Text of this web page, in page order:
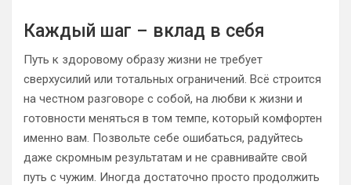
Каждый шаг – вклад в себя
Путь к здоровому образу жизни не требует
сверхусилий или тотальных ограничений. Всё строится
на честном разговоре с собой, на любви к жизни и
готовности меняться в том темпе, который комфортен
именно вам. Позвольте себе ошибаться, радуйтесь
даже скромным результатам и не сравнивайте свой
путь с чужим. Иногда достаточно просто продолжить